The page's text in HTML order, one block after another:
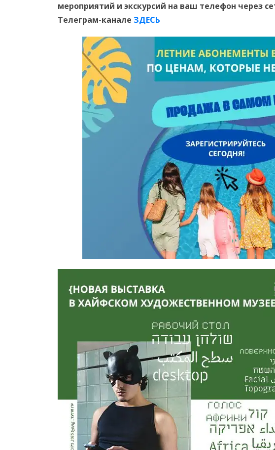
мероприятий и экскурсий на ваш телефон через
Телеграм-канале ЗДЕСЬ